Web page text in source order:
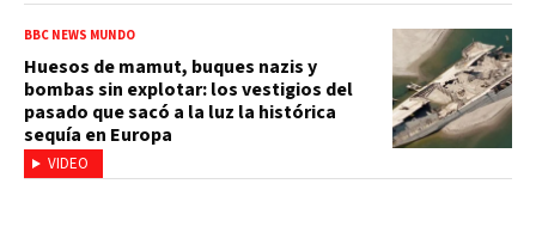
VIDEO
BBC NEWS MUNDO
Huesos de mamut, buques nazis y
bombas sin explotar: los vestigios del
pasado que sacó a la luz la histórica
sequía en Europa